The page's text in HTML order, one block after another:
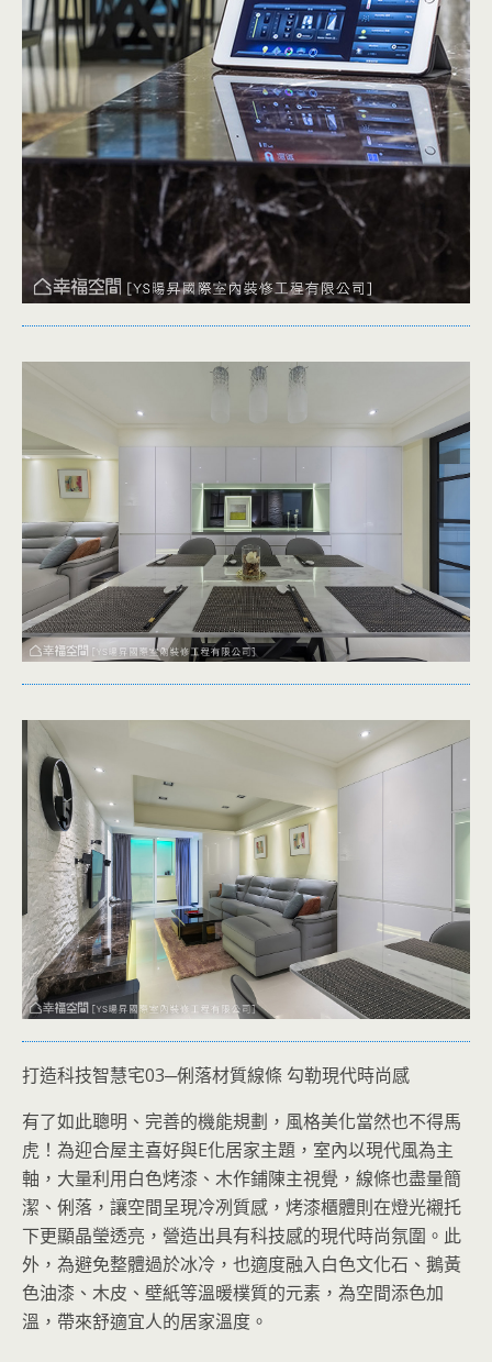
打造科技智慧宅03─俐落材質線條 勾勒現代時尚感
有了如此聰明、完善的機能規劃，風格美化當然也不得馬
虎！為迎合屋主喜好與E化居家主題，室內以現代風為主
軸，大量利用白色烤漆、木作鋪陳主視覺，線條也盡量簡
潔、俐落，讓空間呈現冷冽質感，烤漆櫃體則在燈光襯托
下更顯晶瑩透亮，營造出具有科技感的現代時尚氛圍。此
外，為避免整體過於冰冷，也適度融入白色文化石、鵝黃
色油漆、木皮、壁紙等溫暖樸質的元素，為空間添色加
溫，帶來舒適宜人的居家溫度。